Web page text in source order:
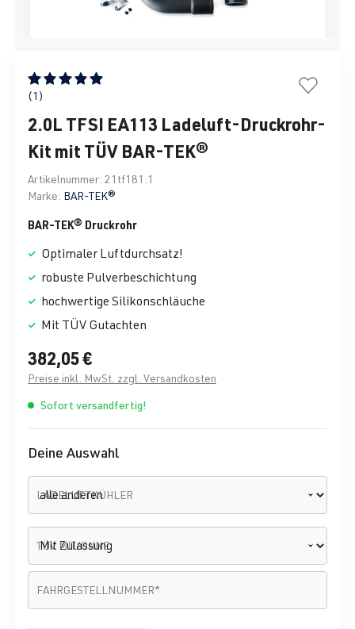
Durchschnittliche Bewertung von 5 von 5 Sternen
(1)
2.0L TFSI EA113 Ladeluft-Druckrohr-
Kit mit TÜV BAR-TEK®
Artikelnummer: 21tf181.1
Marke: BAR-TEK®
BAR-TEK® Druckrohr
Optimaler Luftdurchsatz!
robuste Pulverbeschichtung
hochwertige Silikonschläuche
Mit TÜV Gutachten
382,05 €
Preise inkl. MwSt. zzgl. Versandkosten
Sofort versandfertig!
Deine Auswahl
LADELUFTKÜHLER
TÜV MIT/OHNE
FAHRGESTELLNUMMER*